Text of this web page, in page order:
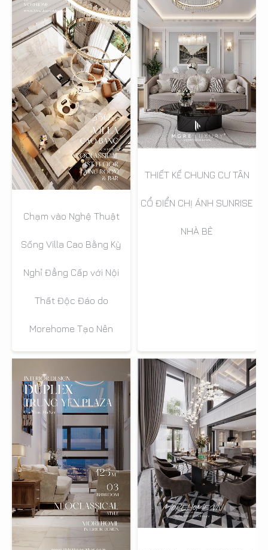
Chạm vào Nghệ Thuật
Sống Villa Cao Bằng Kỳ
Nghỉ Đẳng Cấp với Nội
Thất Độc Đáo do
Morehome Tạo Nên
THIẾT KẾ CHUNG CƯ TÂN
CỔ ĐIỂN CHỊ ÁNH SUNRISE
NHÀ BÈ